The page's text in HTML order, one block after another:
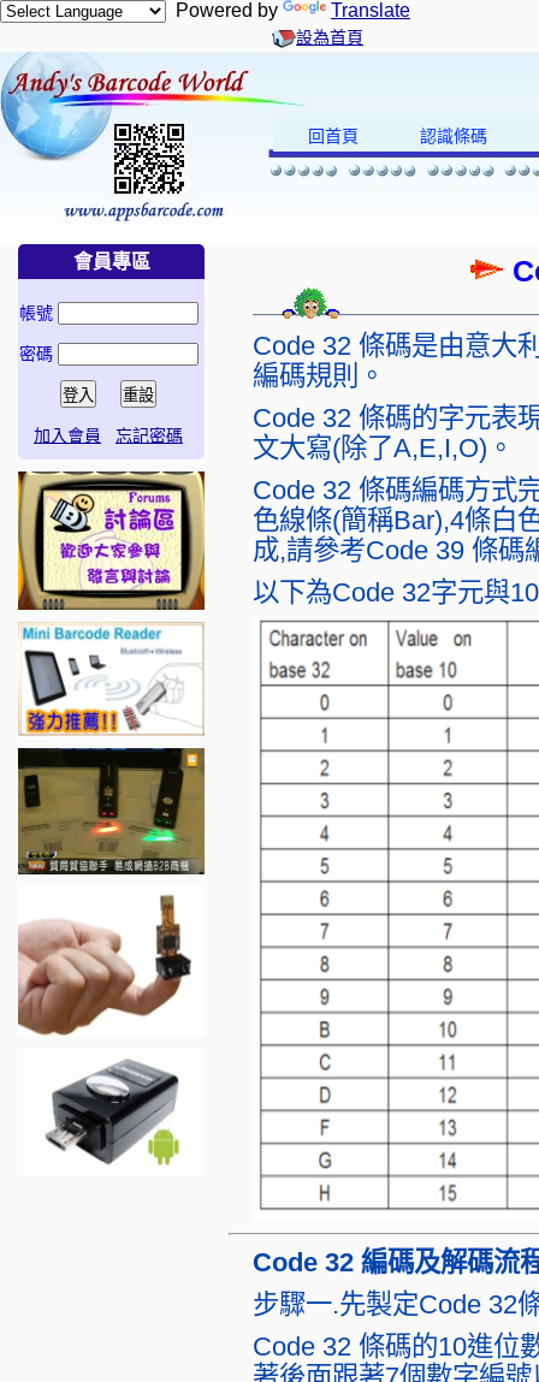
Powered by Translate
設為首頁
回首頁 認識條碼
會員專區
帳號
密碼
加入會員 忘記密碼
Code 32 條碼是由意大
編碼規則。
Code 32 條碼的字元表
文大寫(除了A,E,I,O)。
Code 32 條碼編碼方式
色線條(簡稱Bar),4條白
成,請參考Code 39 條碼
以下為Code 32字元與
Code 32 編碼及解碼流
步驟一.先製定Code 32
Code 32 條碼的10進位